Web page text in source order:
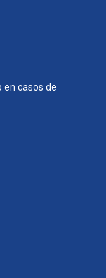
en casos de